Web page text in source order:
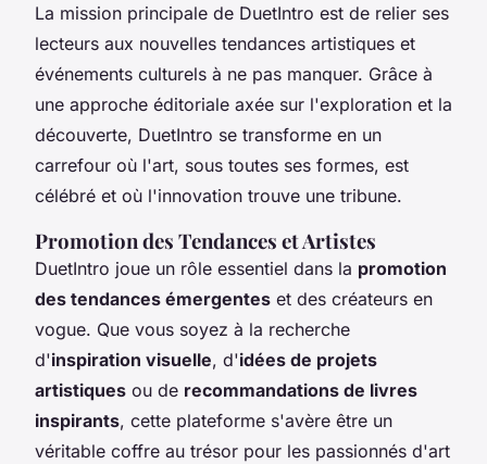
La mission principale de DuetIntro est de relier ses
lecteurs aux nouvelles tendances artistiques et
événements culturels à ne pas manquer. Grâce à
une approche éditoriale axée sur l'exploration et la
découverte, DuetIntro se transforme en un
carrefour où l'art, sous toutes ses formes, est
célébré et où l'innovation trouve une tribune.
Promotion des Tendances et Artistes
DuetIntro joue un rôle essentiel dans la promotion
des tendances émergentes et des créateurs en
vogue. Que vous soyez à la recherche
d'inspiration visuelle, d'idées de projets
artistiques ou de recommandations de livres
inspirants, cette plateforme s'avère être un
véritable coffre au trésor pour les passionnés d'art